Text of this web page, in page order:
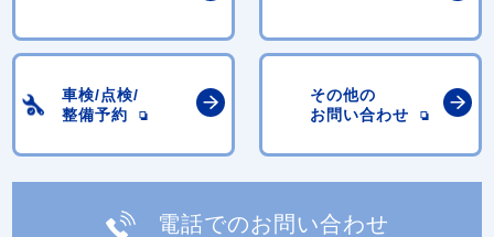
車検/点検/
整備予約
その他の
お問い合わせ
電話でのお問い合わせ